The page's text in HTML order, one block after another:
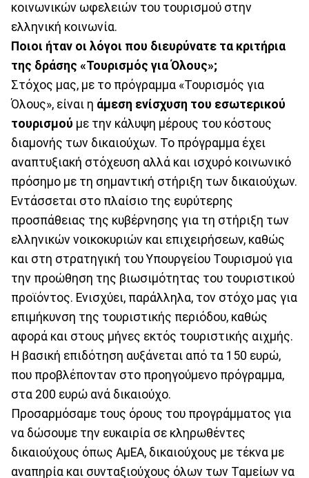
κοινωνικών ωφελειών του τουρισμού στην
ελληνική κοινωνία.
Ποιοι ήταν οι λόγοι που διευρύνατε τα κριτήρια
της δράσης «Τουρισμός για Όλους»;
Στόχος μας, με το πρόγραμμα «Τουρισμός για
Όλους», είναι η άμεση ενίσχυση του εσωτερικού
τουρισμού με την κάλυψη μέρους του κόστους
διαμονής των δικαιούχων. Το πρόγραμμα έχει
αναπτυξιακή στόχευση αλλά και ισχυρό κοινωνικό
πρόσημο με τη σημαντική στήριξη των δικαιούχων.
Εντάσσεται στο πλαίσιο της ευρύτερης
προσπάθειας της κυβέρνησης για τη στήριξη των
ελληνικών νοικοκυριών και επιχειρήσεων, καθώς
και στη στρατηγική του Υπουργείου Τουρισμού για
την προώθηση της βιωσιμότητας του τουριστικού
προϊόντος. Ενισχύει, παράλληλα, τον στόχο μας για
επιμήκυνση της τουριστικής περιόδου, καθώς
αφορά και στους μήνες εκτός τουριστικής αιχμής.
Η βασική επιδότηση αυξάνεται από τα 150 ευρώ,
που προβλέπονταν στο προηγούμενο πρόγραμμα,
στα 200 ευρώ ανά δικαιούχο.
Προσαρμόσαμε τους όρους του προγράμματος για
να δώσουμε την ευκαιρία σε κληρωθέντες
δικαιούχους όπως ΑμΕΑ, δικαιούχους με τέκνα με
αναπηρία και συνταξιούχους όλων των Ταμείων να